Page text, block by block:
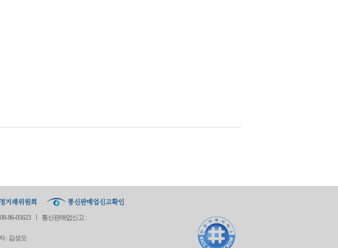
86-05623 ㅣ 통신판매업신고 :
: 김성오